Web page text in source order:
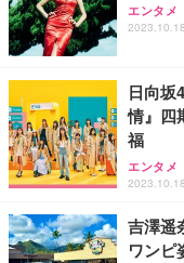
エンタメ
日向坂
情』四
福
エンタメ
吉澤遥
ワンピ